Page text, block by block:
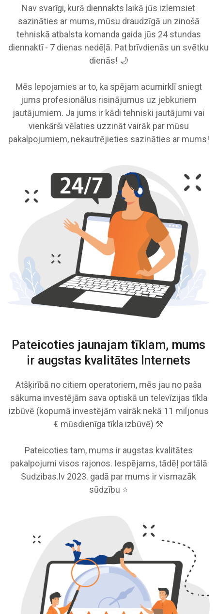
Nav svarīgi, kurā diennakts laikā jūs izlemsiet
sazināties ar mums, mūsu draudzīgā un zinošā
tehniskā atbalsta komanda gaida jūs 24 stundas
diennaktī - 7 dienas nedēļā. Pat brīvdienās un svētku
dienās! 🌙
Mēs lepojamies ar to, ka spējam acumirklī sniegt
jums profesionālus risinājumus uz jebkuriem
jautājumiem. Ja jums ir kādi tehniski jautājumi vai
vienkārši vēlaties uzzināt vairāk par mūsu
pakalpojumiem, nekautrējieties sazināties ar mums!
Pateicoties jaunajam tīklam, mums
ir augstas kvalitātes Internets
Atšķirībā no citiem operatoriem, mēs jau no paša
sākuma investējām sava optiskā un televīzijas tīkla
izbūvē (kopumā investējām vairāk nekā 11 miljonus
€ mūsdienīga tīkla izbūvē) ⚒️
Pateicoties tam, mums ir augstas kvalitātes
pakalpojumi visos rajonos. Iespējams, tādēļ portālā
Sudzibas.lv 2023. gadā par mums ir vismazāk
sūdzību ⭐